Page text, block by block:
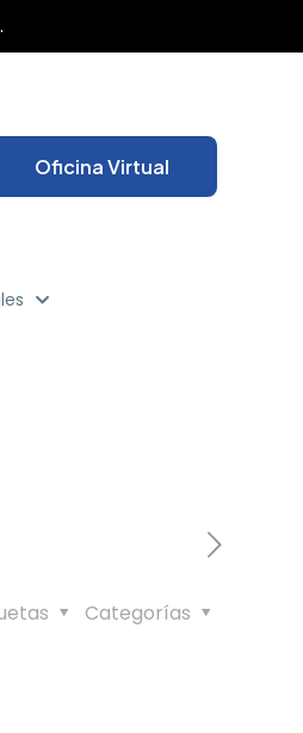
lugar.
Oficina Virtual
Categorías